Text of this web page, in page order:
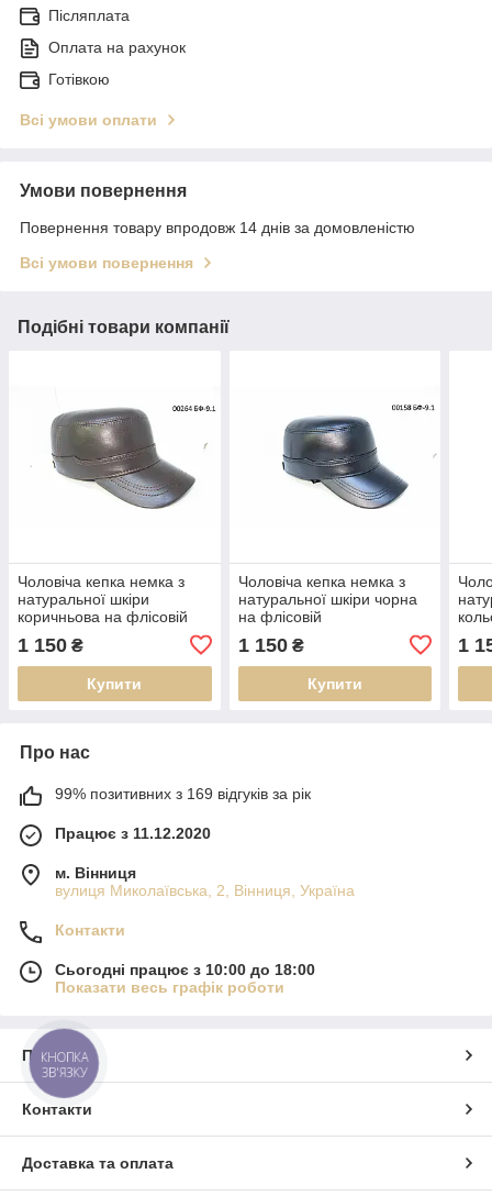
Післяплата
Оплата на рахунок
Готівкою
Всі умови оплати
Умови повернення
Повернення товару впродовж 14 днів за домовленістю
Всі умови повернення
Подібні товари компанії
Чоловіча кепка немка з
натуральної шкіри
коричньова на флісовій
1 150 ₴
Купити
Чоловіча кепка немка з
натуральної шкіри чорна
на флісовій
підкладці.DAVANI 00158
1 150₴
Купити
1
Про нас
99% позитивних з 169 відгуків за рік
Працює з 11.12.2020
м. Вінниця
вулиця Миколаївська, 2, Вінниця, Україна
Контакти
Сьогодні працює з 10:00 до 18:00
Показати весь графік роботи
Про нас
Контакти
Доставка та оплата
КНОПКА
ЗВ'ЯЗКУ